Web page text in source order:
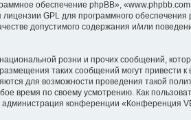
обеспечение phpBB»,
лицензии GPL для программного
допустимого содержания и/или
розни и прочих сообщений,
таких сообщений могут привести
для возможности проведения такой
время по своему усмотрению. Как
конференции «Конференция